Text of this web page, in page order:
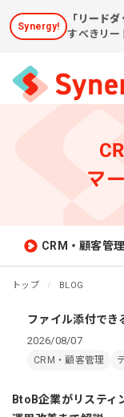
Synergy!
「リード
すべきリー
マ
CRM・顧客管理
トップ BLOG
ファイル添付でき
2026/08/07
CRM・顧客管理
BtoB企業がリスティ